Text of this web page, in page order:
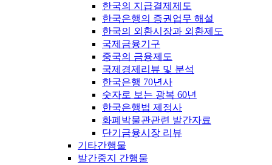
한국의 지급결제제도
한국은행의 증권업무 해설
한국의 외환시장과 외환제도
국제금융기구
중국의 금융제도
국제경제리뷰 및 분석
한국은행 70년사
숫자로 보는 광복 60년
한국은행법 제정사
화폐박물관관련 발간자료
단기금융시장 리뷰
기타간행물
발간중지 간행물